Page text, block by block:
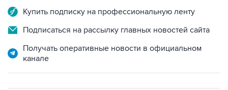
Купить подписку на профессиональную ленту
Подписаться на рассылку главных новостей сайта
Получать оперативные новости в официальном
канале